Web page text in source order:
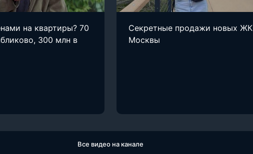
на квартиры? 70
300 млн в
Секретные продажи новых ЖК
Москвы
Все видео на канале